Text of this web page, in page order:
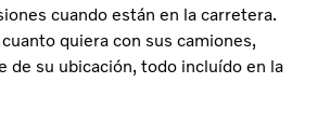
cuando están en la carretera.
quiera con sus camiones,
de su ubicación, todo incluído en la